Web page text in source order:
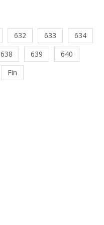
632 633
634
638 639
640
Fin